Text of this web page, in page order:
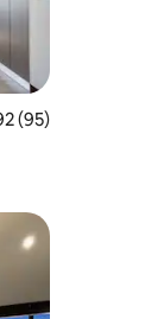
оценка:
(95)